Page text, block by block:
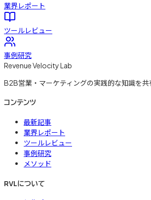
業界レポート
ツールレビュー
事例研究
Revenue Velocity Lab
B2B営業・マーケティングの実践的な知識を共
コンテンツ
最新記事
業界レポート
ツールレビュー
事例研究
メソッド
RVLについて